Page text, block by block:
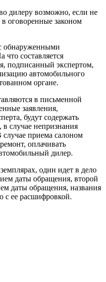
дилеру возможно, если не
в оговоренные законом
обнаруженными
составляется
подписанный экспертом,
автомобильного
органе.
в письменной
заявления,
будут содержать
в случае непризнания
приема салоном
оплачивать
дилер.
один идет в дело
даты обращения, второй
даты обращения, названия
с ее расшифровкой.